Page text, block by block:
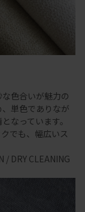
色合いが魅力の
単色でありなが
なっています。
でも、幅広いス
/ DRY CLEANING